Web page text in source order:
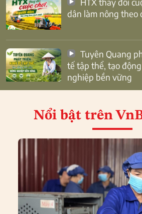
dân làm nông theo
tế tập thể, tạo
nghiệp bền vững
Nổi bật trên